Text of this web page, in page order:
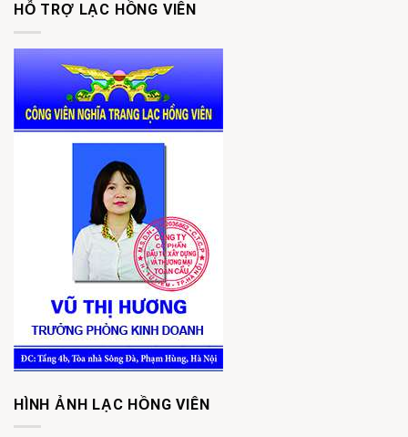
HỖ TRỢ LẠC HỒNG VIÊN
HÌNH ẢNH LẠC HỒNG VIÊN